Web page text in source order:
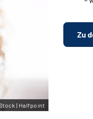
Zu
| Halfpoint